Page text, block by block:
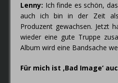
Lenny: Ich finde es schön,
auch ich bin in der Zeit
Produzent gewachsen. Jetzt
wieder eine gute Truppe
Album wird eine Bandsache
Für mich ist ‚Bad Image‘